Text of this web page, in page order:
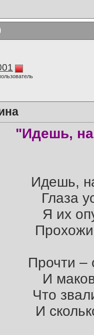
"Идешь,
Идешь,
Глаза
Я их
Прочти –
И
Что
И